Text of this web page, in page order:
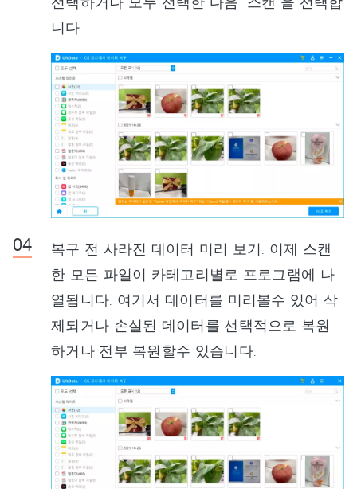
니다
복구 전 사라진 데이터 미리 보기. 이제 스캔
한 모든 파일이 카테고리별로 프로그램에 나
열됩니다. 여기서 데이터를 미리볼수 있어 삭
제되거나 손실된 데이터를 선택적으로 복원
하거나 전부 복원할수 있습니다.